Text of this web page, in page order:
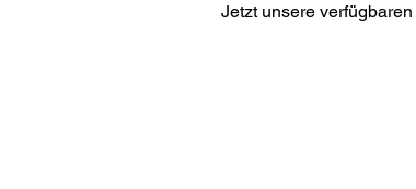
Jetzt unsere